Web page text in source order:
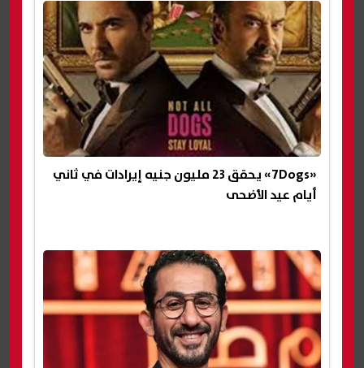
«7Dogs» يحقق 23 مليون جنيه إيرادات في ثاني
أيام عيد الأضحى